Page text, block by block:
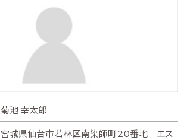
菊池 幸太郎
宮城県仙台市若林区南染師町２０番地 エス